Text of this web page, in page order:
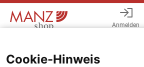
Anmelden
Cookie-Hinweis